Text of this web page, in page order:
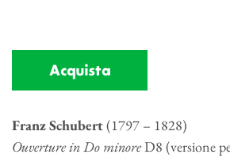
Acquista
Franz Schubert(1797 – 1828)
Ouverture in Do minoreD8 (versione